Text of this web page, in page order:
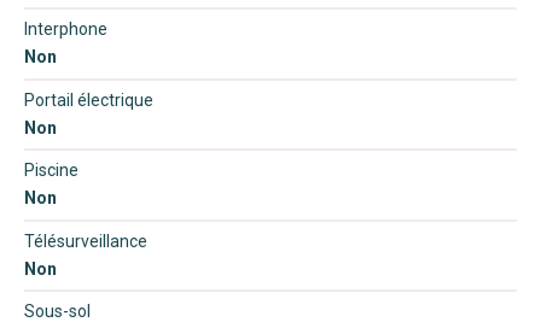
Interphone
Non
Portail électrique
Non
Piscine
Non
Télésurveillance
Non
Sous-sol